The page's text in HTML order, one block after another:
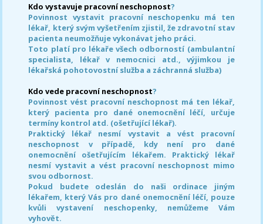
Kdo vystavuje pracovní neschopnost?
Povinnost vystavit pracovní neschopenku má ten
lékař, který svým vyšetřením zjistil, že zdravotní stav
pacienta neumožňuje vykonávat jeho práci.
Toto platí pro lékaře všech odborností (ambulantní
specialista, lékař v nemocnici atd., výjimkou je
lékařská pohotovostní služba a záchranná služba)
Kdo vede pracovní neschopnost?
Povinnost vést pracovní neschopnost má ten lékař,
který pacienta pro dané onemocnění léčí, určuje
termíny kontrol atd. (ošetřující lékař).
Praktický lékař nesmí vystavit a vést pracovní
neschopnost v případě, kdy není pro dané
onemocnění ošetřujícím lékařem. Praktický lékař
nesmí vystavit a vést pracovní neschopnost mimo
svou odbornost.
Pokud budete odeslán do naši ordinace jiným
lékařem, který Vás pro dané onemocnění léčí, pouze
kvůli vystavení neschopenky, nemůžeme Vám
vyhovět.